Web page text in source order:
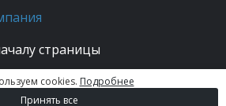
страницы
| Группа
права защищены.
cookies. Подробнее
Принять все